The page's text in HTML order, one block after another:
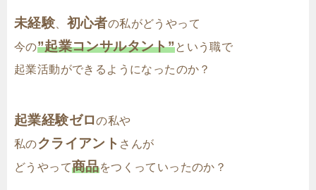
未経験、 初心者の私がどうやって
今の”起業コンサルタント”という職で
起業活動ができるようになったのか？
起業経験ゼロの私や
私のクライアント さんが
どうやって商品をつくっていったのか？